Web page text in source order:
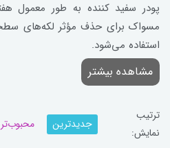
پودر سفید کننده به طور معمول
مسواک برای حذف مؤثر لکه‌های
استفاده می‌شود.
مشاهده بیشتر
ترتیب
نمایش:
جدیدترین